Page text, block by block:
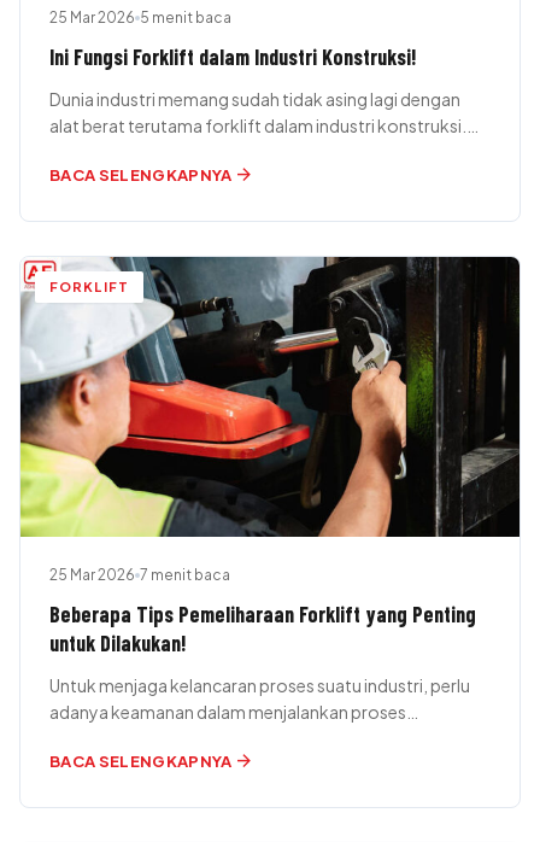
25 Mar 2026 5 menit baca
Ini Fungsi Forklift dalam Industri Konstruksi!
Dunia industri memang sudah tidak asing lagi dengan
alat berat terutama forklift dalam industri konstruksi.
BACA SELENGKAPNYA arrow_forward
FORKLIFT
25 Mar 2026 7 menit baca
Beberapa Tips Pemeliharaan Forklift yang Penting
untuk Dilakukan!
Untuk menjaga kelancaran proses suatu industri, perlu
adanya keamanan dalam menjalankan proses
alat berat…
BACA SELENGKAPNYA arrow_forward